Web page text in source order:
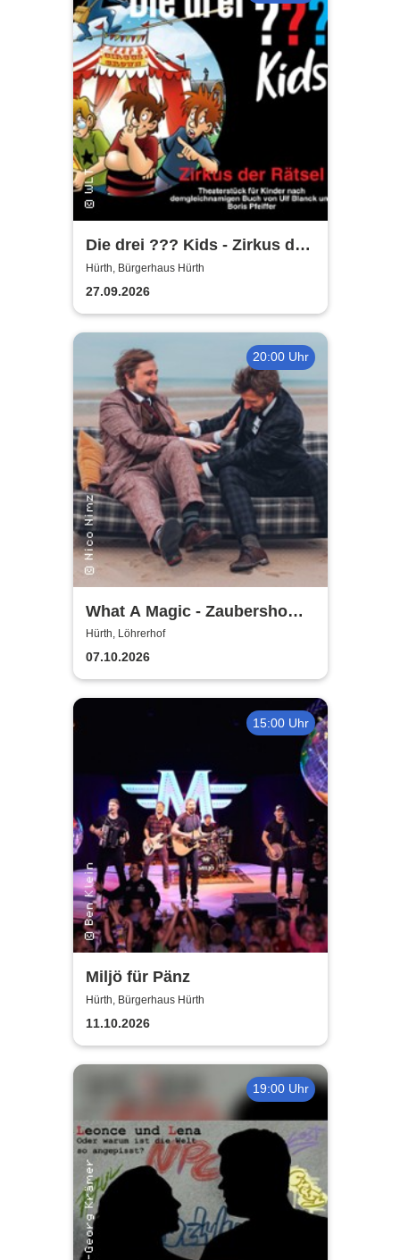
Die drei ??? Kids - Zirkus der
Rätsel | Bürgerhaus Hürth
Hürth, Bürgerhaus Hürth
27.09.2026
20:00 Uhr
What A Magic - Zaubershow
mit Toby Rudolph und Nico
Nimz
Hürth, Löhrerhof
07.10.2026
15:00 Uhr
Miljö für Pänz
Hürth, Bürgerhaus Hürth
11.10.2026
19:00 Uhr